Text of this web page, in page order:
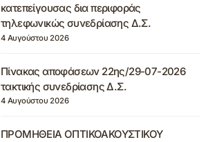
κατεπείγουσας δια περιφοράς
τηλεφωνικώς συνεδρίασης Δ.Σ.
4 Αυγούστου 2026
Πίνακας αποφάσεων 22ης/29-07-2026
τακτικής συνεδρίασης Δ.Σ.
4 Αυγούστου 2026
ΠΡΟΜΗΘΕΙΑ ΟΠΤΙΚΟΑΚΟΥΣΤΙΚΟΥ